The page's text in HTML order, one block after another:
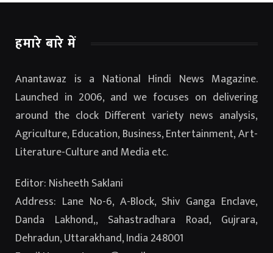
हमारे बारे में
Anantawaz is a National Hindi News Magazine.
Launched in 2006, and we focuses on delivering
around the clock Different variety news analysis,
Agriculture, Education, Business, Entertainment, Art-
Literature-Culture and Media etc.
Editor: Nisheeth Saklani
Address: Lane No-6, A-Block, Shiv Ganga Enclave,
Danda Lakhond,, Sahastradhara Road, Gujrara,
Dehradun, Uttarakhand, India 248001